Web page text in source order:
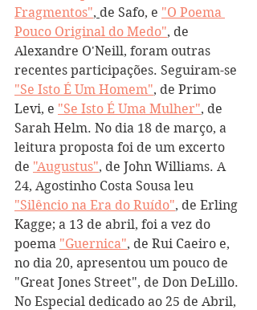
Fragmentos", de Safo, e "O Poema
Pouco Original do Medo", de
Alexandre O'Neill, foram outras
recentes participações. Seguiram-se
"Se Isto É Um Homem", de Primo
Levi, e "Se Isto É Uma Mulher", de
Sarah Helm. No dia 18 de março, a
leitura proposta foi de um excerto
de "Augustus", de John Williams. A
24, Agostinho Costa Sousa leu
"Silêncio na Era do Ruído", de Erling
Kagge; a 13 de abril, foi a vez do
poema "Guernica", de Rui Caeiro e,
no dia 20, apresentou um pouco de
"Great Jones Street", de Don DeLillo.
No Especial dedicado ao 25 de Abril,